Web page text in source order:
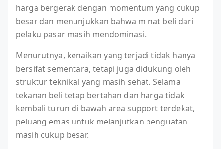
harga bergerak dengan momentum yang cukup
besar dan menunjukkan bahwa minat beli dari
pelaku pasar masih mendominasi.
Menurutnya, kenaikan yang terjadi tidak hanya
bersifat sementara, tetapi juga didukung oleh
struktur teknikal yang masih sehat. Selama
tekanan beli tetap bertahan dan harga tidak
kembali turun di bawah area support terdekat,
peluang emas untuk melanjutkan penguatan
masih cukup besar.